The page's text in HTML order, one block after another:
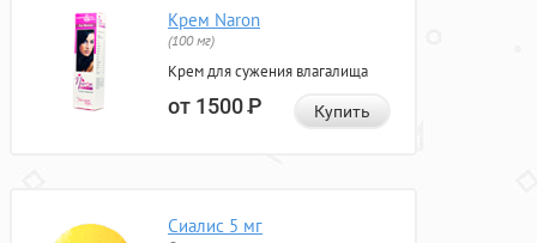
Крем Naron
(100 мг)
Крем для сужения влагалища
от 1500Р Купить
Сиалис 5 мг